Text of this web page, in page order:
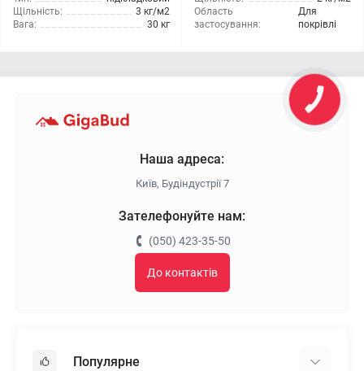
Щільність:
3 кг/м2
Вага:
30 кг
Область
застосування:
Для
покрівлі
Наша адреса:
Київ, Будіндустрії 7
Зателефонуйте нам:
(050) 423-35-50
До контактів
Популярне